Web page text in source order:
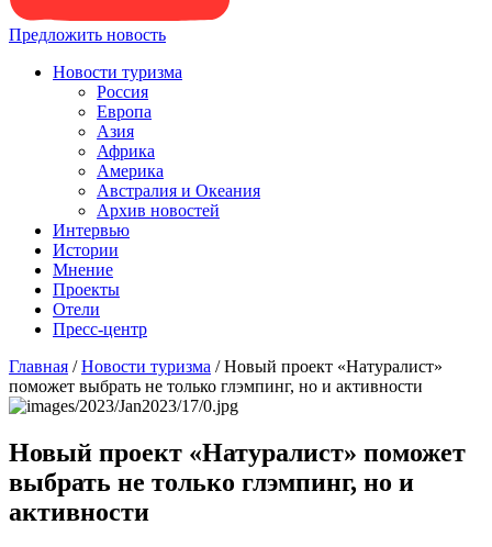
Предложить новость
Новости туризма
Россия
Европа
Азия
Африка
Америка
Австралия и Океания
Архив новостей
Интервью
Истории
Мнение
Проекты
Отели
Пресс-центр
Главная /Новости туризма /Новый проект «Натуралист»
поможет выбрать не только глэмпинг, но и активности
Новый проект «Натуралист» поможет
выбрать не только глэмпинг, но и
активности